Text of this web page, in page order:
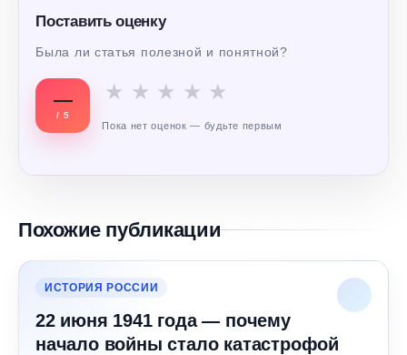
Поставить оценку
Была ли статья полезной и понятной?
—
/ 5
★ ★ ★ ★ ★
Пока нет оценок — будьте первым
Похожие публикации
ИСТОРИЯ РОССИИ
22 июня 1941 года — почему
начало войны стало катастрофой